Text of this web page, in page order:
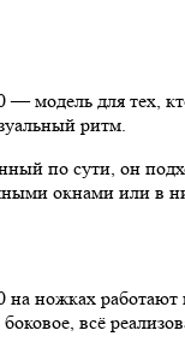
модель для тех,
ритм.
по сути, он
окнами или в
ножках
всё